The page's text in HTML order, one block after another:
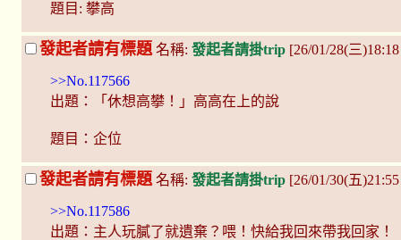
題目: 攀高
發起者請有標題 名稱: 發起者請掛trip [26/01/28(三
>>No.117566
出題：「休想高攀！」高高在上的說
題目：企位
發起者請有標題 名稱: 發起者請掛trip [26/01/30(五
>>No.117586
出題：主人玩膩了就遺棄？喂！快給我回來帶我回家！